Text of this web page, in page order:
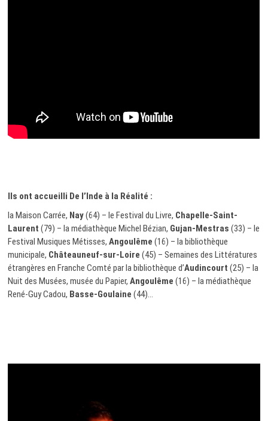
Ils ont accueilli De l’Inde à la Réalité :
la Maison Carrée, Nay(64) – le Festival du Livre, Chapelle-Saint-
Laurent (79) – la médiathèque Michel Bézian, Gujan-Mestras (33) – le
Festival Musiques Métisses,Angoulême (16) – la bibliothèque
municipale, Châteauneuf-sur-Loire(45) – Semaines des Littératures
étrangères en Franche Comté par la bibliothèque d’Audincourt (25) – la
Nuit des Musées, musée du Papier,Angoulême (16) – la médiathèque
René-Guy Cadou, Basse-Goulaine (44)…